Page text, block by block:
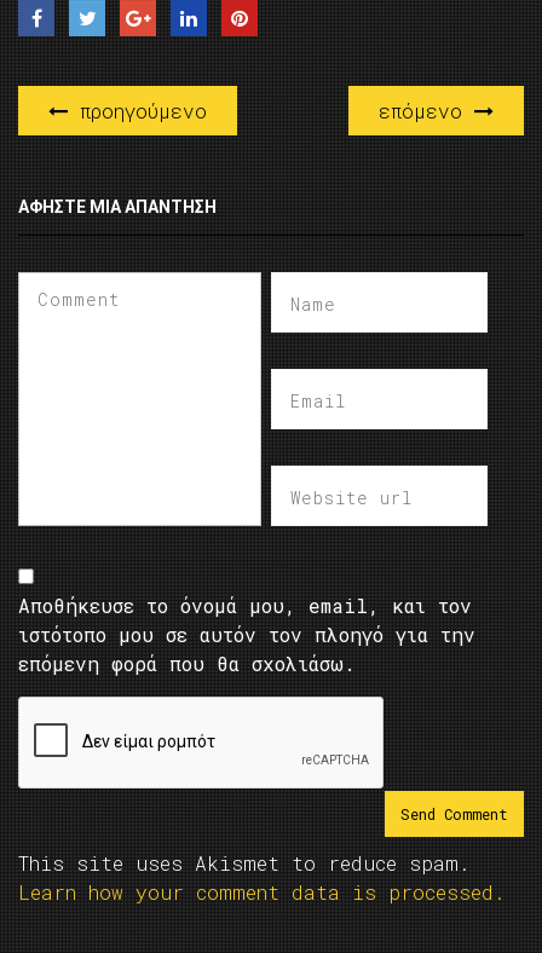
προηγούμενο επόμενο
ΑΦΉΣΤΕ ΜΙΑ ΑΠΆΝΤΗΣΗ
Αποθήκευσε το όνομά μου, email, και τον
ιστότοπο μου σε αυτόν τον πλοηγό για την
επόμενη φορά που θα σχολιάσω.
This site uses Akismet to reduce spam.
Learn how your comment data is processed.